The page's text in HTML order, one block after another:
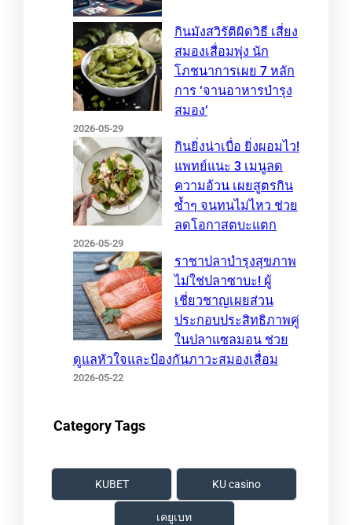
กินมังสวิรัติผิดวิธี เสี่ยง
สมองเสื่อมพุ่ง นัก
โภชนาการเผย 7 หลัก
การ ‘จานอาหารบำรุง
สมอง’
2026-05-29
กินยิ่งน่าเบื่อ ยิ่งผอมไว!
แพทย์แนะ 3 เมนูลด
ความอ้วน เผยสูตรกิน
ซ้ำๆ จนทนไม่ไหว ช่วย
ลดโอกาสตบะแตก
2026-05-29
ราชาปลาบำรุงสุขภาพ
ไม่ใช่ปลาซาบะ! ผู้
เชี่ยวชาญเผยส่วน
ประกอบประสิทธิภาพคู่
ในปลาแซลมอน ช่วย
ดูแลหัวใจและป้องกันภาวะสมองเสื่อม
2026-05-22
Category Tags
KUBET KU casino
เคยูเบท